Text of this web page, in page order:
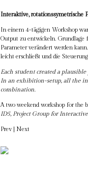
Interaktive, rotationssymetrische
In einem 4-tägigen Workshop
Output zu entwickeln. Grundlage
Parameter verändert werden
leicht erschließt und die
Each student created a
In an exhibition-setup, all the
combination.
A two weekend workshop for the
ID5, Project Group for
Prev Next